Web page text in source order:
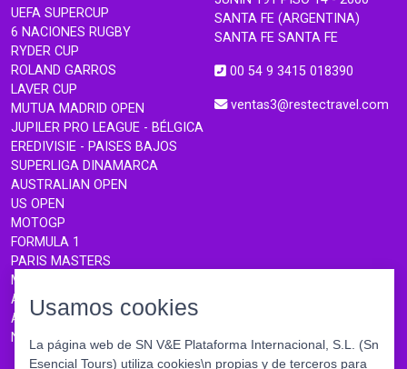
UEFA SUPERCUP
6 NACIONES RUGBY
RYDER CUP
ROLAND GARROS
LAVER CUP
MUTUA MADRID OPEN
JUPILER PRO LEAGUE - BÉLGICA
EREDIVISIE - PAISES BAJOS
SUPERLIGA DINAMARCA
AUSTRALIAN OPEN
US OPEN
MOTOGP
FORMULA 1
PARIS MASTERS
MONTECARLO MASTERS
ATP FINALS TURIN
ABN AMRO OPEN ROTTERDAM
NATIONS CHAMPIONSHIP
SANTA FE (ARGENTINA)
SANTA FE SANTA FE
00 54 9 3415 018390
ventas3@restectravel.com
Usamos cookies
La página web de SN V&E Plataforma Internacional, S.L. (Sn
Esencial Tours) utiliza cookies\n propias y de terceros para